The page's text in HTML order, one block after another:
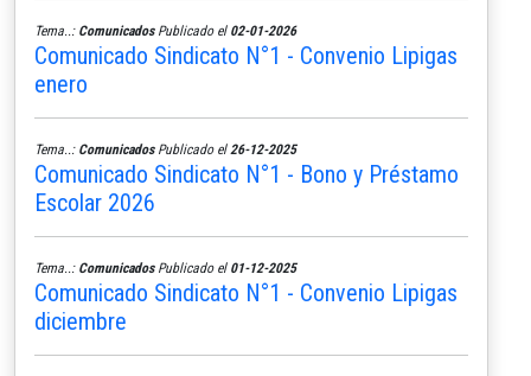
Tema..: ComunicadosPublicado el 02-01-2026
Comunicado Sindicato N°1 - Convenio Lipigas
enero
Tema..: ComunicadosPublicado el 26-12-2025
Comunicado Sindicato N°1 - Bono y Préstamo
Escolar 2026
Tema..: ComunicadosPublicado el 01-12-2025
Comunicado Sindicato N°1 - Convenio Lipigas
diciembre